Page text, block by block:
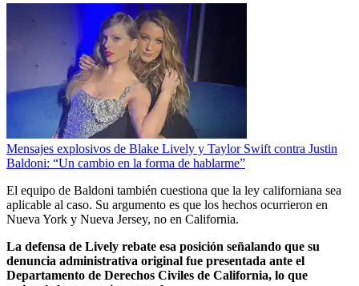
Mensajes explosivos de Blake Lively y Taylor Swift contra Justin
Baldoni: “Un cambio en la forma de hablarme”
El equipo de Baldoni también cuestiona que la ley californiana sea
aplicable al caso. Su argumento es que los hechos ocurrieron en
Nueva York y Nueva Jersey, no en California.
La defensa de Lively rebate esa posición señalando que su
denuncia administrativa original fue presentada ante el
Departamento de Derechos Civiles de California, lo que